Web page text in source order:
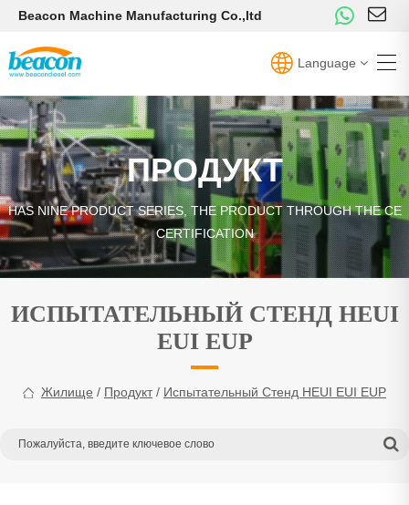
Beacon Machine Manufacturing Co.,ltd
Language
ПРОДУКТ
HAS NINE PRODUCT SERIES, THE PRODUCT THROUGH THE CE
CERTIFICATION
ИСПЫТАТЕЛЬНЫЙ СТЕНД HEUI
EUI EUP
Жилище / Продукт/ Испытательный Стенд HEUI EUI EUP